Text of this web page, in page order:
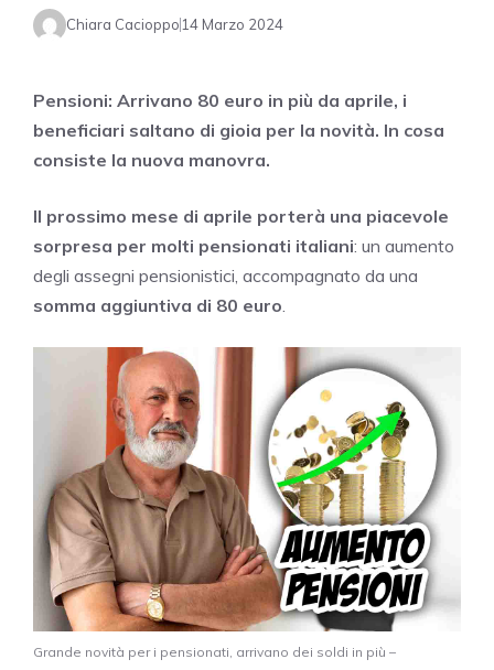
Chiara Cacioppo 14 Marzo 2024
Pensioni: Arrivano 80 euro in più da aprile, i
beneficiari saltano di gioia per la novità. In cosa
consiste la nuova manovra.
Il prossimo mese di aprile porterà una piacevole
sorpresa per molti pensionati italiani: un aumento
degli assegni pensionistici, accompagnato da una
somma aggiuntiva di 80 euro
Grande novità per i pensionati, arrivano dei soldi in più –